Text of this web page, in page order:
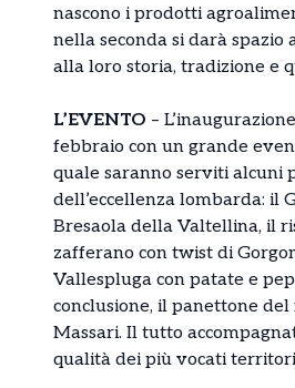
nascono i prodotti
nella seconda si darà spazio
alla loro storia, tradizione e
L’EVENTO –
febbraio con un grande
quale saranno serviti alcuni
dell’eccellenza lombarda: il
Bresaola della Valtellina, il
zafferano con twist di
Vallespluga con patate e
conclusione, il panettone
Massari. Il tutto
qualità dei più vocati